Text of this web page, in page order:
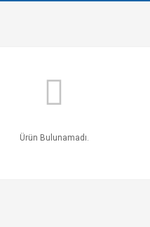
Ürün Bulunamadı.